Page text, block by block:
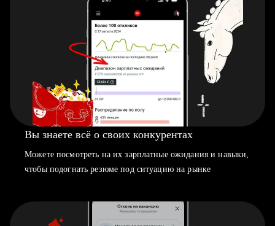
Вы знаете всё о своих конкурентах
Можете посмотреть на их зарплатные ожидания и навыки,
чтобы подогнать резюме под ситуацию на рынке